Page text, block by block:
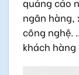
quảng cáo
ngân hàng,
công nghệ.
khách hàng